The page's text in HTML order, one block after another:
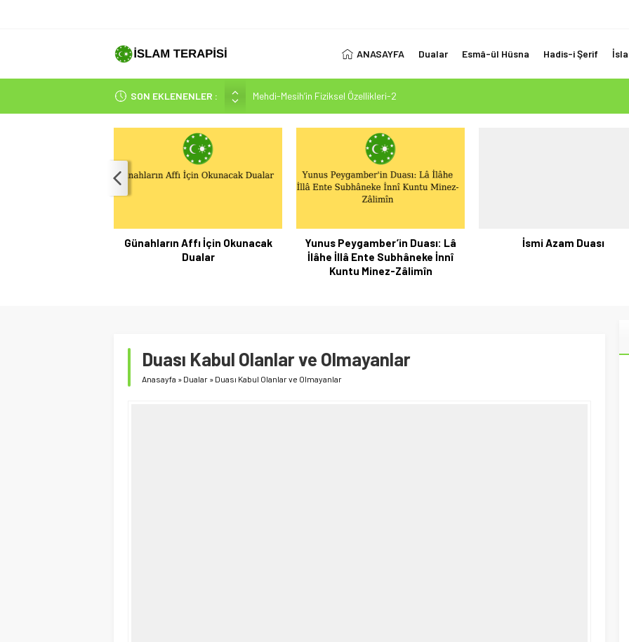
ANASAYFA Dualar Esmâ-ül Hüsna Hadis-i Şerif
SON EKLENENLER :
Mehdi-Mesih’in Fiziksel Özellikleri-2
Hakikatin Nihai Ölçüsü: Kur’an-ı Kerim’in Önceki Kitapları Tasdiki ve Tahrifleri Arındırması
İsrâ Sûresi(17) 1. Ayet’in 7 Dilde Yazılışı
SAKIN ÇOĞUNLUK SİZİ ALDATMASIN
Günahların Affı İçin Okunacak
Dualar
Yunus Peygamber’in Duası: Lâ
İlâhe İllâ Ente Subhâneke İnnî
Kuntu Minez-Zâlimîn
İsmi Azam Duası
Duası Kabul Olanlar ve Olmayanlar
Anasayfa » Dualar » Duası Kabul Olanlar ve Olmayanlar